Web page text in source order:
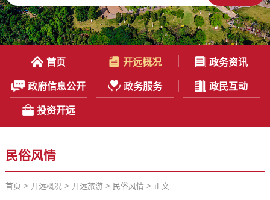
首页 开远概况 政务资讯
政府信息公开 政务服务 政民互动
投资开远
民俗风情
首页 > 开远概况> 开远旅游> 民俗风情 > 正文